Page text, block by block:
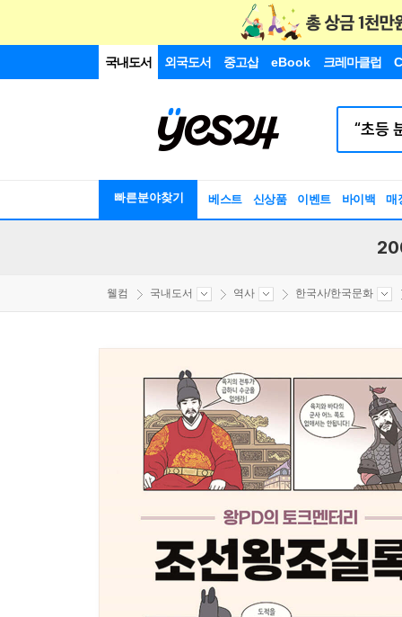
국내도서 외국도서 중고샵 eBook 크레마클럽
빠른분야찾기 베스트 신상품 이벤트 바이백 매
웰컴 국내도서 역사 한국사/한국문화